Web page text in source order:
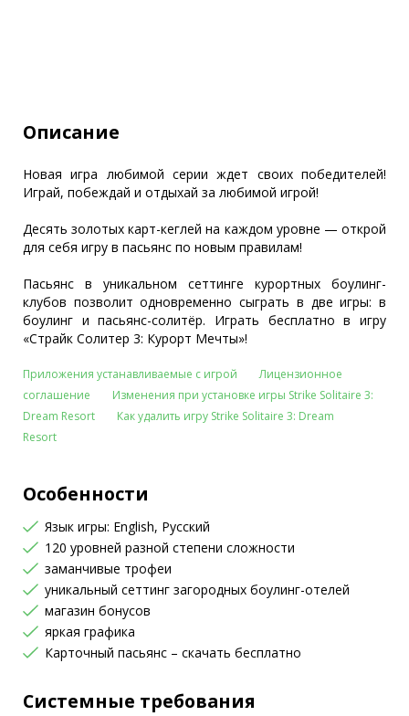
Описание
Новая игра любимой серии ждет своих победителей!
Играй, побеждай и отдыхай за любимой игрой!
Десять золотых карт-кеглей на каждом уровне — открой
для себя игру в пасьянс по новым правилам!
Пасьянс в уникальном сеттинге курортных боулинг-
клубов позволит одновременно сыграть в две игры: в
боулинг и пасьянс-солитёр. Играть бесплатно в игру
«Страйк Солитер 3: Курорт Мечты»!
Приложения устанавливаемые с игрой
Лицензионное
соглашение
Изменения при установке игры Strike Solitaire 3:
Dream Resort
Как удалить игру Strike Solitaire 3: Dream
Resort
Особенности
Язык игры: English, Русский
120 уровней разной степени сложности
заманчивые трофеи
уникальный сеттинг загородных боулинг-отелей
магазин бонусов
яркая графика
Карточный пасьянс – скачать бесплатно
Системные требования